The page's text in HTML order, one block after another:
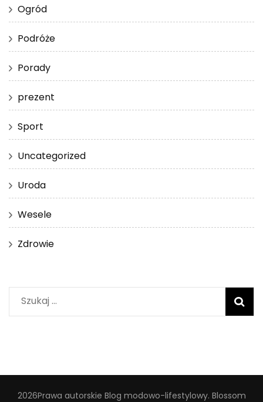
Ogród
Podróże
Porady
prezent
Sport
Uncategorized
Uroda
Wesele
Zdrowie
Szukaj:
2026Prawa autorskie Blog modowo-lifestylowy. Blossom